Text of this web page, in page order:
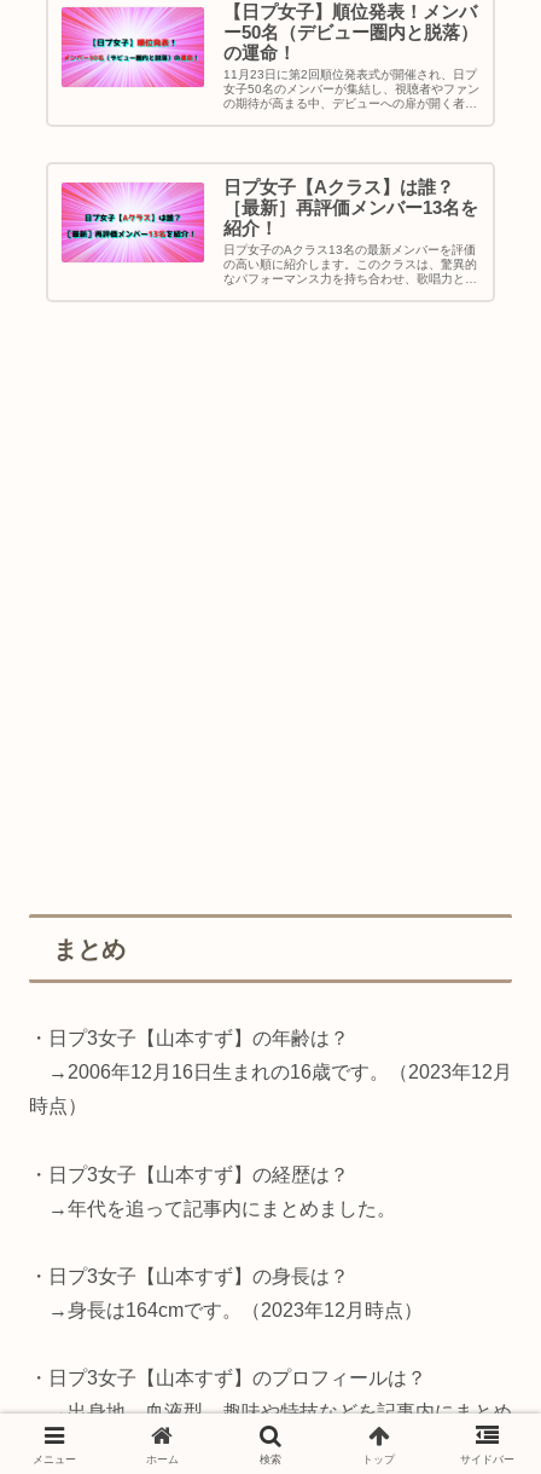
【日プ女子】順位発表！メンバ
ー50名（デビュー圏内と脱落）
の運命！
11月23日に第2回順位発表式が開催され、日プ
女子50名のメンバーが集結し、視聴者やファン
の期待が高まる中、デビューへの扉が開く者
日プ女子【Aクラス】は誰？
［最新］再評価メンバー13名を
紹介！
日プ女子のAクラス13名の最新メンバーを評価
の高い順に紹介します。このクラスは、驚異的
なパフォーマンス力を持ち合わせ、歌唱力とダ
まとめ
・日プ3女子【山本すず】の年齢は？
→2006年12月16日生まれの16歳です。（2023年12月
時点）
・日プ3女子【山本すず】の経歴は？
→年代を追って記事内にまとめました。
・日プ3女子【山本すず】の身長は？
→身長は164cmです。（2023年12月時点）
・日プ3女子【山本すず】のプロフィールは？
→出身地、血液型、趣味や特技などを記事内にまとめ
ました。
メニュー ホーム 検索 トップ サイドバー